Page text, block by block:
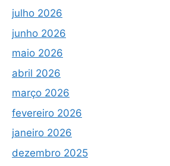
julho 2026
junho 2026
maio 2026
abril 2026
março 2026
fevereiro 2026
janeiro 2026
dezembro 2025